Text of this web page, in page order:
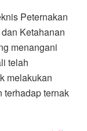
Peternakan
Ketahanan
menangani
telah
melakukan
terhadap ternak